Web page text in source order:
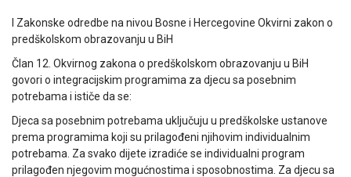
I Zakonske odredbe na nivou Bosne i Hercegovine Okvirni zakon o
predškolskom obrazovanju u BiH
Član 12. Okvirnog zakona o predškolskom obrazovanju u BiH
govori o integracijskim programima za djecu sa posebnim
potrebama i ističe da se:
Djeca sa posebnim potrebama uključuju u predškolske ustanove
prema programima koji su prilagođeni njihovim individualnim
potrebama. Za svako dijete izradiće se individualni program
prilagođen njegovim mogućnostima i sposobnostima. Za djecu sa